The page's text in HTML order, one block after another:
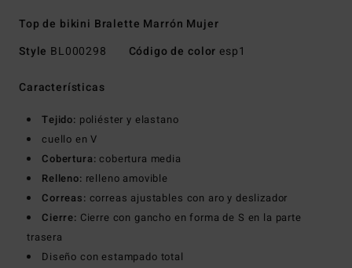
Top de bikini Bralette Marrón Mujer
Style BL000298 Código de color esp1
Características
Tejido: poliéster y elastano
cuello en V
Cobertura:cobertura media
Relleno: relleno amovible
Correas: correas ajustables con aro y deslizador
Cierre: Cierre con gancho en forma de S en la parte
trasera
Diseño con estampado total